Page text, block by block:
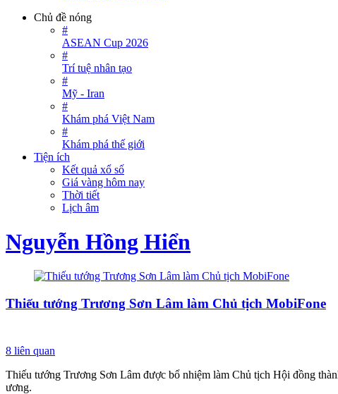
Chủ đề nóng
#
ASEAN Cup 2026
#
Trí tuệ nhân tạo
#
Mỹ - Iran
#
Khám phá Việt Nam
#
Khám phá thế giới
Tiện ích
Kết quả xổ số
Giá vàng hôm nay
Thời tiết
Lịch âm
Nguyễn Hồng Hiển
Thiếu tướng Trương Sơn Lâm làm Chủ tịch MobiFone
8 liên quan
Thiếu tướng Trương Sơn Lâm được bổ nhiệm làm Chủ tịch Hội đồng
ương.